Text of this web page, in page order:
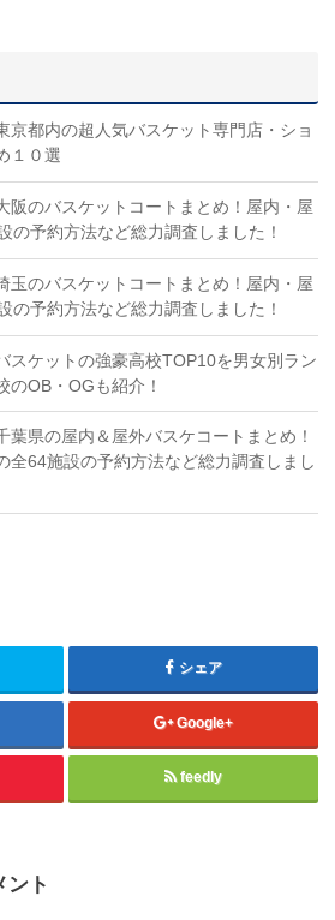
京都内の超人気バスケット専門店・ショ
１０選
阪のバスケットコートまとめ！屋内・屋
の予約方法など総力調査しました！
玉のバスケットコートまとめ！屋内・屋
の予約方法など総力調査しました！
スケットの強豪高校TOP10を男女別ラン
のOB・OGも紹介！
葉県の屋内＆屋外バスケコートまとめ！
全64施設の予約方法など総力調査しまし
シェア
Google+
feedly
ント